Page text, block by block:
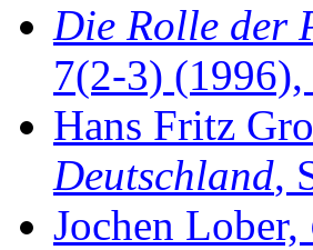
Die Rolle der
7(2-3) (1996),
Hans Fritz
Deutschland,
Jochen Lober,